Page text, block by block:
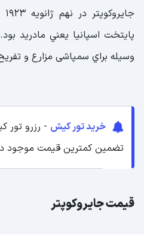
پايتخت اسپانيا يعني مادريد
وسيله براي سمپاشی مزارع و
خرید تور کیش - رزرو تور
تضمین کمترین قیمت موجود در
قيمت جايروكوپتر